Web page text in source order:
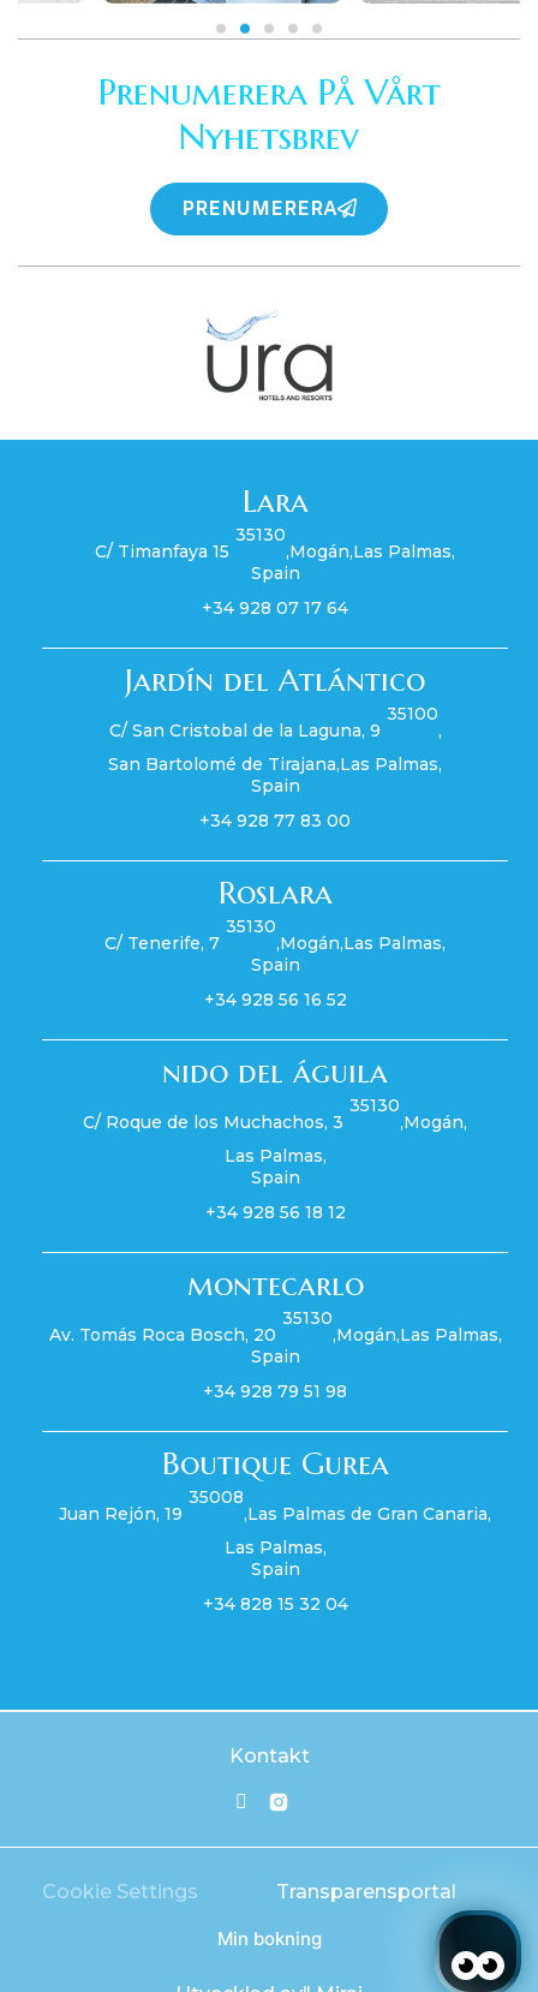
Prenumerera På Vårt
Nyhetsbrev
PRENUMERERA
Lara
C/ Timanfaya 15
35130
,Mogán,Las Palmas,
Spain
+34 928 07 17 64
Jardín del Atlántico
C/ San Cristobal de la Laguna, 9
35100
,
San Bartolomé de Tirajana,Las Palmas,
Spain
+34 928 77 83 00
Roslara
C/ Tenerife, 7
35130
,Mogán,Las Palmas,
Spain
+34 928 56 16 52
nido del águila
C/ Roque de los Muchachos, 3
35130
,Mogán,
Las Palmas,
Spain
+34 928 56 18 12
montecarlo
Av. Tomás Roca Bosch, 20
35130
,Mogán,Las Palmas,
Spain
+34 928 79 51 98
Boutique Gurea
Juan Rejón, 19
35008
,Las Palmas de Gran Canaria,
Las Palmas,
Spain
+34 828 15 32 04
Kontakt
Cookie Settings Transparensportal
Min bokning